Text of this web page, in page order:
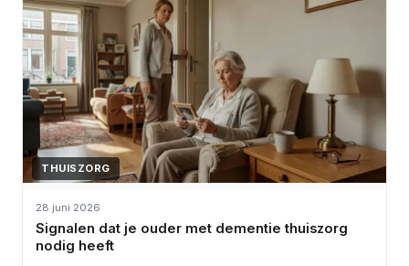
THUISZORG
28 juni 2026
Signalen dat je ouder met dementie thuiszorg
nodig heeft